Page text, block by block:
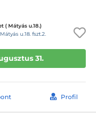
( Mátyás u.18.)
u.18. fszt.2.
31.
Profil